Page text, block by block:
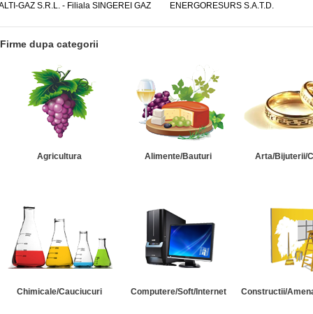
GAZ S.R.L. - Filiala SINGEREI GAZ
ENERGORESURS S.A.T.D.
Firme dupa categorii
Agricultura Alimente/Bauturi Arta/Bijuterii/
Chimicale/Cauciucuri Computere/Soft/Internet Constructii/